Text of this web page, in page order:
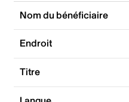
Nom du bénéficiaire
Endroit
Titre